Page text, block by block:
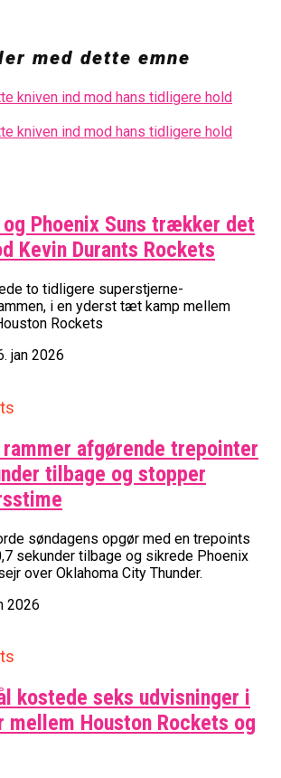
med dette emne
og Phoenix Suns trækker det
Kevin Durants Rockets
to tidligere superstjerne-
i en yderst tæt kamp mellem
Rockets
jan 2026
rammer afgørende trepointer
tilbage og stopper
søndagens opgør med en trepoints
sekunder tilbage og sikrede Phoenix
over Oklahoma City Thunder.
2026
kostede seks udvisninger i
mellem Houston Rockets og